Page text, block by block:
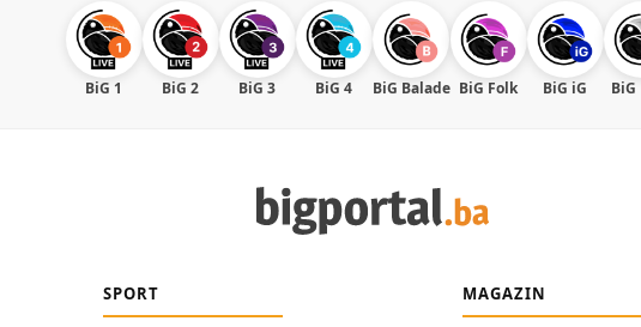
BiG 1 BiG 2 BiG 3 BiG 4 BiG Balade BiG Folk BiG iG BiG
SPORT MAGAZIN